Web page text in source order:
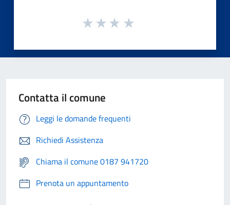
Contatta il comune
Leggi le domande frequenti
Richiedi Assistenza
Chiama il comune 0187 941720
Prenota un appuntamento